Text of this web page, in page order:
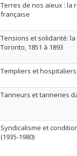
Terres de nos aïeux : la
française
Tensions et solidarité:
Toronto, 1851 à 1893
Templiers et
Tanneurs et tanneries
Syndicalisme et
(1935-1980)